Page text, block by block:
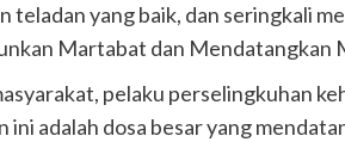
teladan yang baik, dan seringkali
Martabat dan Mendatangkan
pelaku perselingkuhan
ini adalah dosa besar yang